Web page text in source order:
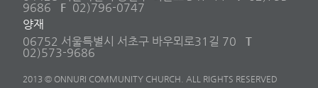
9686
F 02)796-0747
양재
06752 서울특별시 서초구 바우뫼로31길 70
T
02)573-9686
2013 © ONNURI COMMUNITY CHURCH. ALL RIGHTS RESERVED